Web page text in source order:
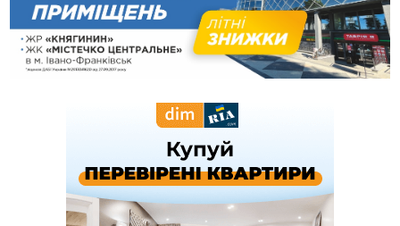
Днем міста
11:55
Вчора у Франківську, Коломиї, Долині та Яремче
зафіксували рекордну спеку
11:45
У Надвірній п'яна жінка побила малолітнього хлопчика: суд
У басейні Дністра встановилася гідрологічна посуха - рівні
води наблизилися до найнижчих показників
У Бурштині поблизу АЗС сталася масова бійка, поліція
з'ясовує обставини
ФОП із Житомира після купівлі права вимоги за 120
тисяч позивається до Франківська на понад 20 млн грн